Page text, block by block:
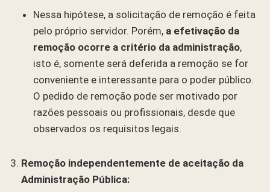
Nessa hipótese, a solicitação de remoção é feita
pelo próprio servidor. Porém, a efetivação da
remoção ocorre a critério da administração,
isto é, somente será deferida a remoção se for
conveniente e interessante para o poder público.
O pedido de remoção pode ser motivado por
razões pessoais ou profissionais, desde que
observados os requisitos legais.
Remoção independentemente de aceitação da
Administração Pública: